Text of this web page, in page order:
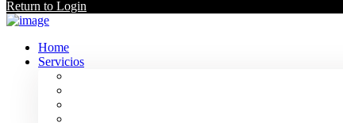
Return to Login
Home
Servicios